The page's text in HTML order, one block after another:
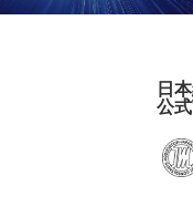
日
公